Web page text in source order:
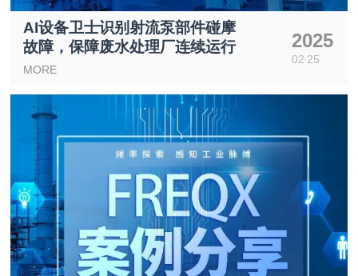
AI设备卫士识别射流泵部件碰摩
故障，保障废水处理厂连续运行
MORE
2025
02 25